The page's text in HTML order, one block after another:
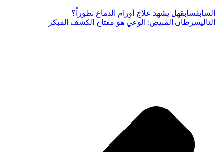
السابقسابقهل يشهد علاج أورام الدماغ تطوراً؟
التاليسرطان المبيض: الوعي هو مفتاح الكشف المبكر